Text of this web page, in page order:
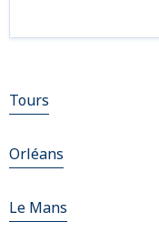
Tours
Orléans
Le Mans